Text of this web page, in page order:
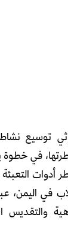
توسيع
في
التعبئة
في اليمن،
والتقديس